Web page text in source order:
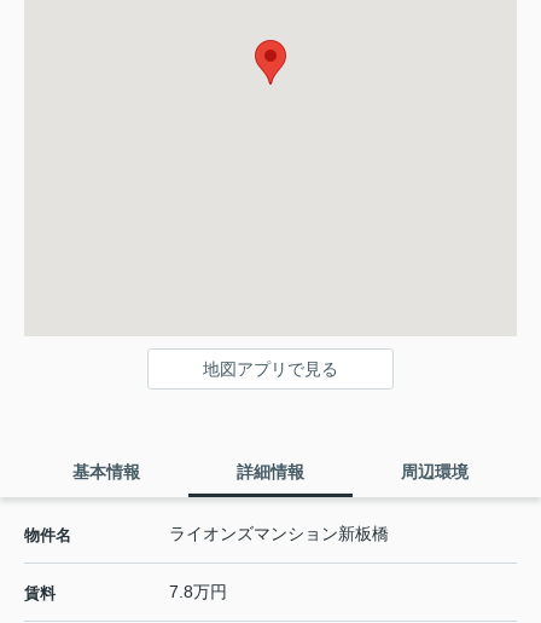
地図アプリで見る
基本情報 詳細情報 周辺環境
物件名 ライオンズマンション新板橋
賃料 7.8万円